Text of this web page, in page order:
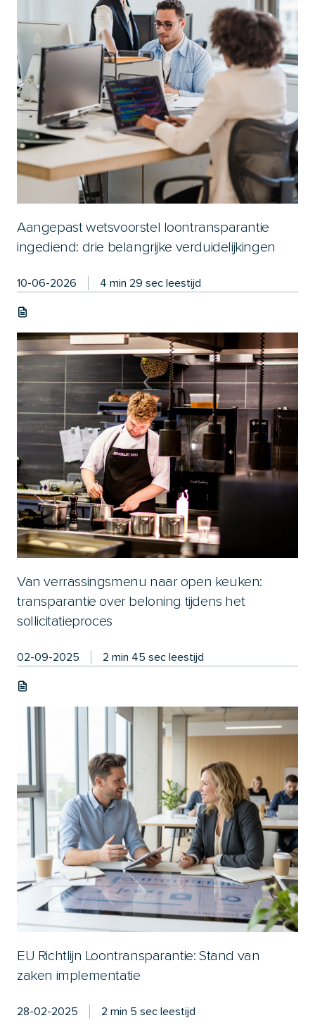
Aangepast wetsvoorstel loontransparantie
ingediend: drie belangrijke verduidelijkingen
10-06-2026 4 min 29 sec leestijd
Van verrassingsmenu naar open keuken:
transparantie over beloning tijdens het
sollicitatieproces
02-09-2025 2 min 45 sec leestijd
EU Richtlijn Loontransparantie: Stand van
zaken implementatie
28-02-2025 2 min 5 sec leestijd